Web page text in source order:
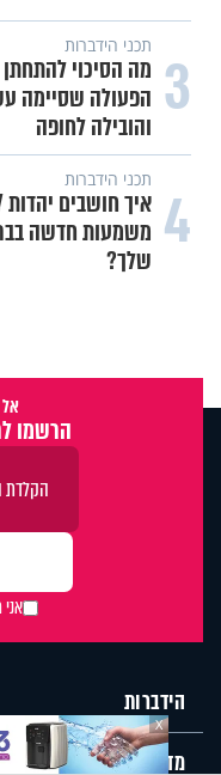
3 תכני ערוץ הידברות
חלום אדיר:
4 הלכות - כללי
הלכה למעשה:
30 שנה
הרשמו
הידברות
מדורים באתר
X